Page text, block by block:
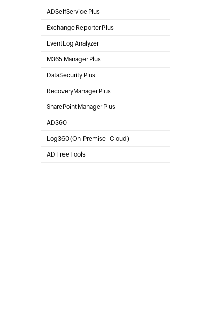
Auditoría de Active Directory en tiempo real y
UBA
ADSelfService Plus
Administración de contraseñas mediante
autoservicio
Exchange Reporter Plus
Auditoría e informes de Exchange Server
EventLog Analyzer
Análisis e informes de logs en tiempo real
M365 Manager Plus
Microsoft 365 Management & Reporting Tool
DataSecurity Plus
Auditoría del servidor de archivos y
descubrimiento de datos
RecoveryManager Plus
Herramienta de respaldo y recuperación
empresarial
SharePoint Manager Plus
AD360
Gestión integrada de identidad y acceso
Log360 (On-Premise Cloud)
SIEM integral y UEBA
AD Free Tools